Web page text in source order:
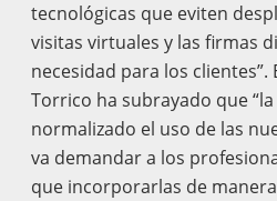
tecnológicas que eviten
visitas virtuales y las firmas
necesidad para los clientes”.
Torrico ha subrayado que
normalizado el uso de las
va demandar a los
que incorporarlas de